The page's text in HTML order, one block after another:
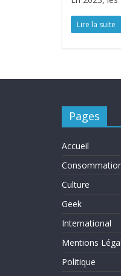
Lire la suite
Pages
Accueil
Culture
Geek
International
Mentions
Politique